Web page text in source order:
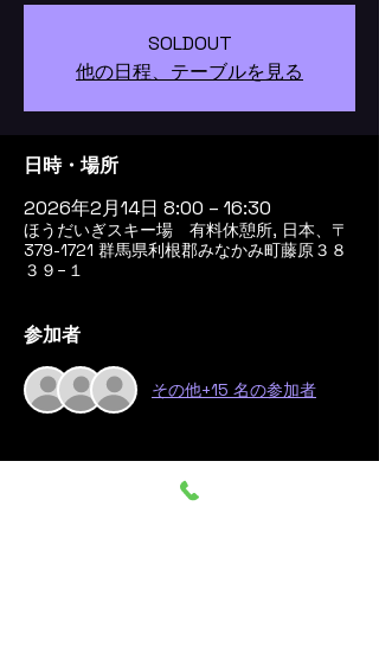
SOLDOUT
他の日程、テーブルを見る
日時・場所
2026年2月14日 8:00 – 16:30
ほうだいぎスキー場 有料休憩所, 日本、〒
379-1721 群馬県利根郡みなかみ町藤原３８
３９−１
参加者
その他+15 名の参加者